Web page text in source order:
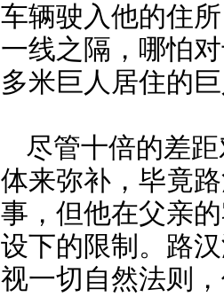
车辆驶入他的住
一线之隔，哪怕
多米巨人居住的
尽管十倍的差
体来弥补，毕竟
事，但他在父亲
设下的限制。路
视一切自然法则